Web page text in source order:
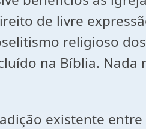
de livre
religioso
na Bíblia.
existente